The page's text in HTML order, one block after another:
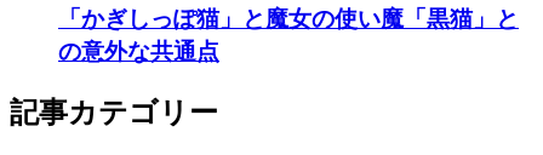
「かぎしっぽ猫」と魔女の使い魔「黒猫」と
の意外な共通点
記事カテゴリー